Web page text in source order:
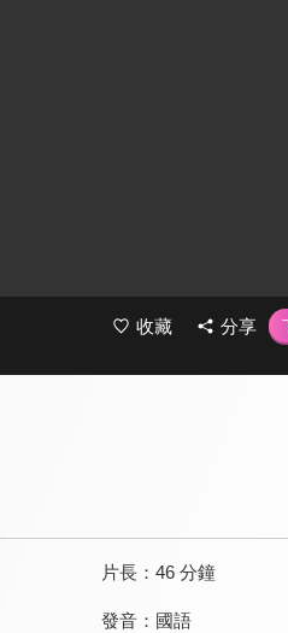
收藏 分享
片長： 46 分鐘
發音： 國語